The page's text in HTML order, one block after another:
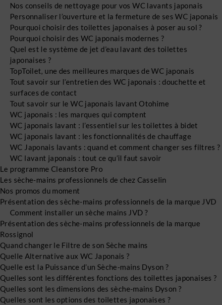
Nos conseils de nettoyage pour vos WC lavants japonais
Personnaliser l’ouverture et la fermeture de ses WC japonais
Pourquoi choisir des toilettes japonaises à poser au sol ?
Pourquoi choisir des WC japonais modernes ?
Quel est le système de jet d’eau lavant des toilettes
japonaises ?
TopToilet, une des meilleures marques de WC japonais
Tout savoir sur l’entretien des WC japonais : douchette et
surfaces de contact
Tout savoir sur le WC japonais lavant Otohime
WC japonais : les marques qui comptent
WC japonais lavant : l’essentiel sur les toilettes à bidet
WC japonais lavant : les fonctionnalités de chauffage
WC Japonais lavants : quand et comment changer ses filtres ?
WC lavant japonais : tout ce qu’il faut savoir
Le programme Cleanstore Pro
Les sèche-mains professionnels de chez Casselin
Nos promos du moment
Présentation des sèche-mains professionnels de la marque JVD
Comment installer un sèche mains JVD ?
Présentation des sèche-mains professionnels de la marque
Rossignol
Quand changer le Filtre de son Sèche mains
Quelle Alternative aux WC Japonais ?
Quelle est la Puissance d’un Sèche-mains Dyson ?
Quelles sont les différentes fonctions des toilettes japonaises ?
Quelles sont les dimensions des sèche-mains Dyson ?
Quelles sont les options des toilettes japonaises ?